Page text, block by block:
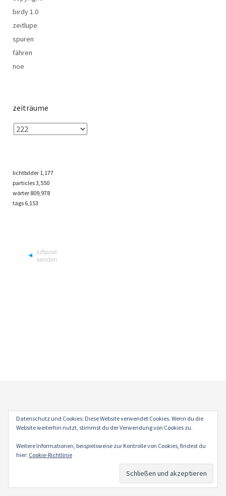
birdy 1.0
zeitlupe
spuren
fähren
noe
zeiträume
lichtbilder 1,177
particles3,550
wörter 809,978
tags 6,153
Impressum
Datenschutz
Datenschutz und Cookies: Diese Website verwendet Cookies. Wenn du die
Website weiterhin nutzt, stimmst du der Verwendung von Cookies zu.
Weitere Informationen, beispielsweise zur Kontrolle von Cookies, findest du
hier: Cookie-Richtlinie